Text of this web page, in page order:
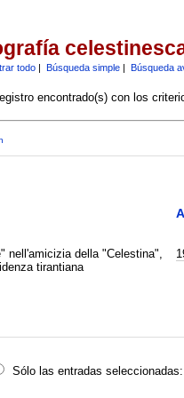
todo| Búsqueda simple| Búsqueda
encontrado(s) con los
nell'amicizia della "Celestina",
tirantiana
Sólo las entradas seleccionadas: